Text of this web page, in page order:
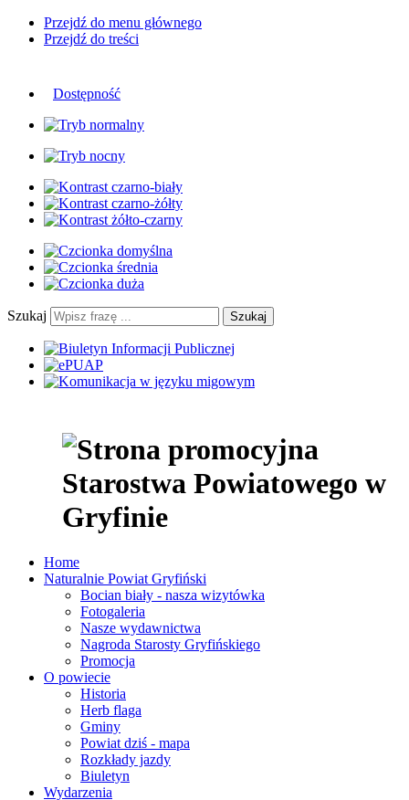
Przejdź do menu głównego
Przejdź do treści
Dostępność
Szukaj Szukaj
Home
Naturalnie Powiat Gryfiński
Bocian biały - nasza wizytówka
Fotogaleria
Nasze wydawnictwa
Nagroda Starosty Gryfińskiego
Promocja
O powiecie
Historia
Herb flaga
Gminy
Powiat dziś - mapa
Rozkłady jazdy
Biuletyn
Wydarzenia